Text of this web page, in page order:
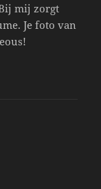
mij zorgt
Je foto van